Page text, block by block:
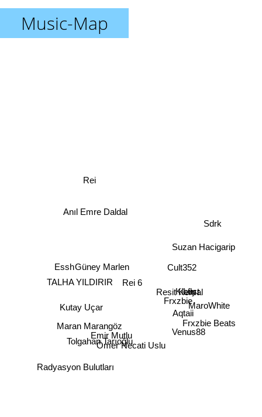
Music-Map
Ömer Necati Uslu
Emir Mutlu
Tolgahan Tarıoğlu
Rei 6
Güney Marlen
Kutay Uçar
Frxzbie
Maran Marangöz
Resit Kemal
Venus88
Anıl Emre Daldal
Radyasyon Bulutları
Kiofly
Lust
TALHA YILDIRIR
AqtaiiMaroWhite
Cult352
Frxzbie Beats
Rei
Essh
Suzan Hacigarip
Sdrk